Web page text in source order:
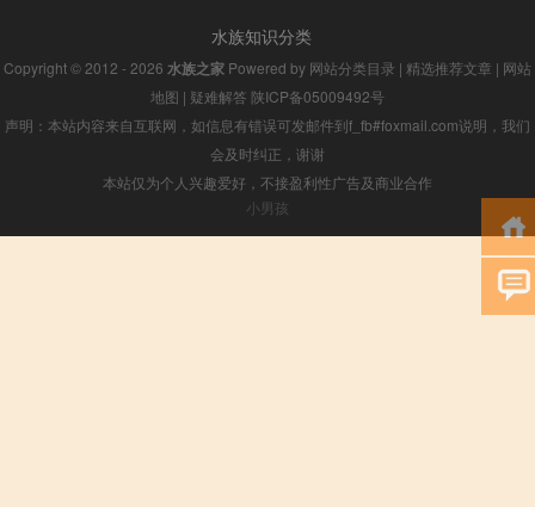
水族知识分类
Copyright © 2012 - 2026 水族之家 Powered by 网站分类目录 | 精选推荐文章 | 网站
地图 | 疑难解答 陕ICP备05009492号
声明：本站内容来自互联网，如信息有错误可发邮件到f_fb#foxmail.com说明，我们
会及时纠正，谢谢
本站仅为个人兴趣爱好，不接盈利性广告及商业合作
小男孩